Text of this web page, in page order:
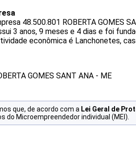
48.500.801 ROBERTA GOMES
3 anos, 9 meses e 4 dias e foi
econômica é Lanchonetes,
GOMES SANT ANA - ME
que, de acordo com a Lei Geral de
do Microempreendedor individual (MEI).